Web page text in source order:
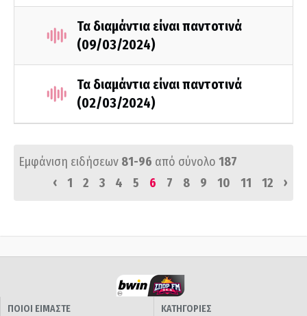
Τα διαμάντια είναι παντοτινά
(09/03/2024)
Τα διαμάντια είναι παντοτινά
(02/03/2024)
Εμφάνιση ειδήσεων 81-96 από σύνολο 187
‹
1 2 3 4 5 6 7 8 9 10 11 12 ›
ΠΟΙΟΙ ΕΙΜΑΣΤΕ
ΚΑΤΗΓΟΡΙΕΣ